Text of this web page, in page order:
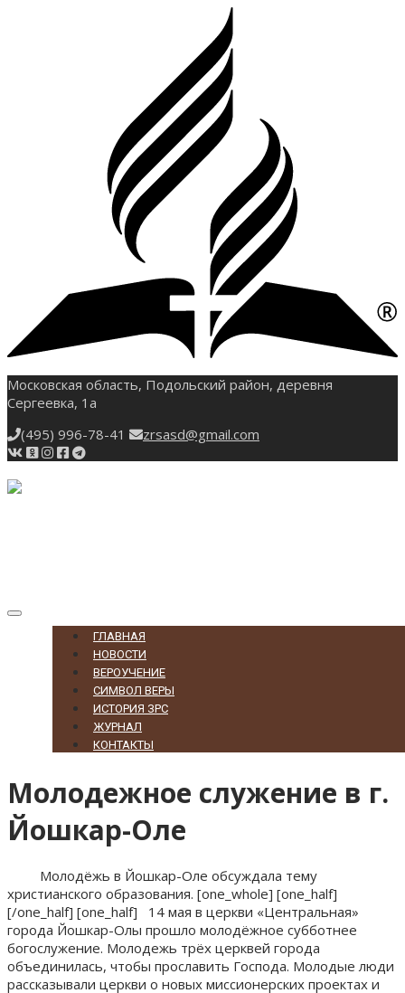
Московская область, Подольский район, деревня
Сергеевка, 1а
(495) 996-78-41
zrsasd@gmail.com
Toggle
ГЛАВНАЯ
НОВОСТИ
ВЕРОУЧЕНИЕ
СИМВОЛ ВЕРЫ
ИСТОРИЯ ЗРС
ЖУРНАЛ
КОНТАКТЫ
Молодежное служение в г.
Йошкар-Оле
Молодёжь в Йошкар-Оле обсуждала тему
христианского образования. [one_whole] [one_half]
[/one_half] [one_half] 14 мая в церкви «Центральная»
города Йошкар-Олы прошло молодёжное субботнее
богослужение. Молодежь трёх церквей города
объединилась, чтобы прославить Господа. Молодые люди
рассказывали церкви о новых миссионерских проектах и